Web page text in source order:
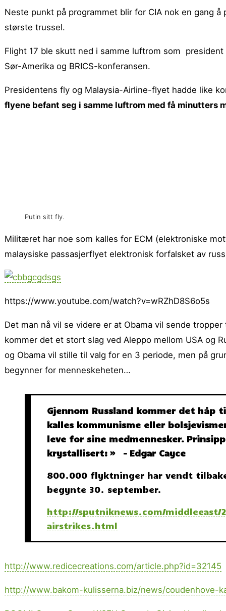
Neste punkt på programmet blir for CIA nok en gang
største trussel.
Flight 17 ble skutt ned i samme luftrom som
Sør-Amerika og BRICS-konferansen.
Presidentens fly og Malaysia-Airline-flyet hadde like
flyene befant seg i samme luftrom med få minutters
Putin sitt fly.
Militæret har noe som kalles for ECM (elektroniske
malaysiske passasjerflyet elektronisk forfalsket av
https://www.youtube.com/watch?v=wRZhD8S6o5s
Det man nå vil se videre er at Obama vil sende
kommer det et stort slag ved Aleppo mellom USA og
og Obama vil stille til valg for en 3 periode, men på
begynner for menneskeheten…
Gjennom Russland kommer det håp
kalles kommunisme eller
leve for sine medmennesker.
krystallisert: » – Edgar Cayce
800.000 flyktninger har vendt
begynte 30. september.
http://sputniknews.com/middleeast/
airstrikes.html
http://www.redicecreations.com/article.php?id=32145
http://www.bakom-kulisserna.biz/news/coudenhove-